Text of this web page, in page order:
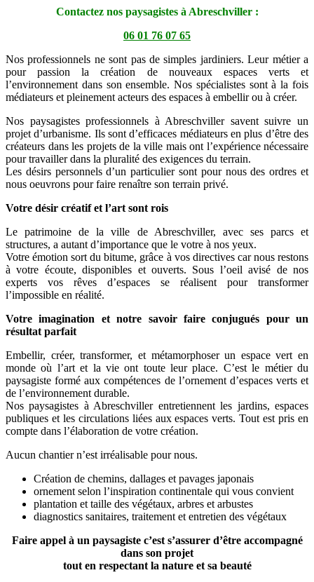
Contactez nos paysagistes à Abreschviller :
06 01 76 07 65
Nos professionnels ne sont pas de simples jardiniers. Leur métier a
pour passion la création de nouveaux espaces verts et
l’environnement dans son ensemble. Nos spécialistes sont à la fois
médiateurs et pleinement acteurs des espaces à embellir ou à créer.
Nos paysagistes professionnels à Abreschviller savent suivre un
projet d’urbanisme. Ils sont d’efficaces médiateurs en plus d’être des
créateurs dans les projets de la ville mais ont l’expérience nécessaire
pour travailler dans la pluralité des exigences du terrain.
Les désirs personnels d’un particulier sont pour nous des ordres et
nous oeuvrons pour faire renaître son terrain privé.
Votre désir créatif et l’art sont rois
Le patrimoine de la ville de Abreschviller, avec ses parcs et
structures, a autant d’importance que le votre à nos yeux.
Votre émotion sort du bitume, grâce à vos directives car nous restons
à votre écoute, disponibles et ouverts. Sous l’oeil avisé de nos
experts vos rêves d’espaces se réalisent pour transformer
l’impossible en réalité.
Votre imagination et notre savoir faire conjugués pour un
résultat parfait
Embellir, créer, transformer, et métamorphoser un espace vert en
monde où l’art et la vie ont toute leur place. C’est le métier du
paysagiste formé aux compétences de l’ornement d’espaces verts et
de l’environnement durable.
Nos paysagistes à Abreschviller entretiennent les jardins, espaces
publiques et les circulations liées aux espaces verts. Tout est pris en
compte dans l’élaboration de votre création.
Aucun chantier n’est irréalisable pour nous.
Création de chemins, dallages et pavages japonais
ornement selon l’inspiration continentale qui vous convient
plantation et taille des végétaux, arbres et arbustes
diagnostics sanitaires, traitement et entretien des végétaux
Faire appel à un paysagiste c’est s’assurer d’être accompagné
dans son projet
tout en respectant la nature et sa beauté